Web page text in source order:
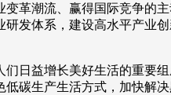
革潮流、赢得国际竞争的
发体系，建设高水平产业
益增长美好生活的重要组
碳生产生活方式，加快